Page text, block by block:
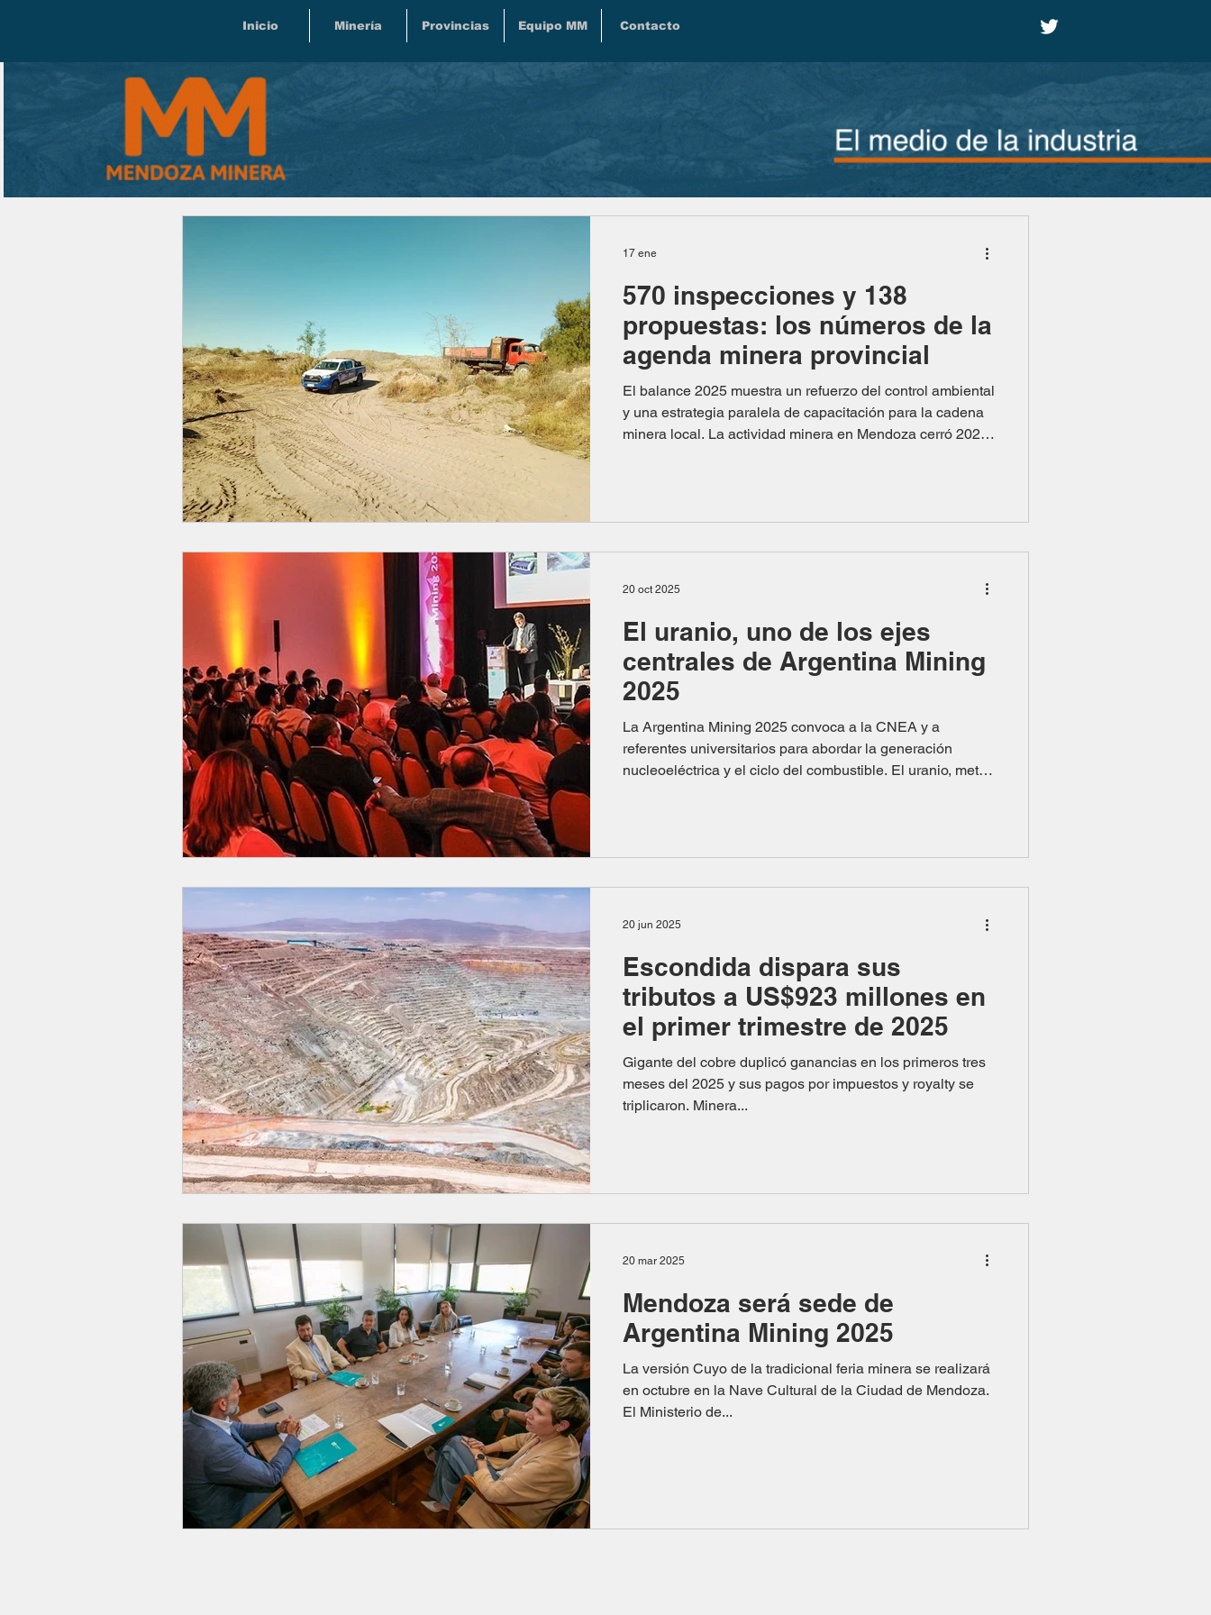
Inicio Minería Provincias Equipo MM Contacto
570 inspecciones y 138
propuestas: los números de la
agenda minera provincial
El balance 2025 muestra un refuerzo del control ambiental
y una estrategia paralela de capacitación para la cadena
minera local. La actividad minera en Mendoza cerró 2025
oficiales del Ministerio de Energía y Ambiente. Por un
17 ene
El uranio, uno de los ejes
centrales de Argentina Mining
2025
La Argentina Mining 2025 convoca a la CNEA y a
referentes universitarios para abordar la generación
nucleoeléctrica y el ciclo del combustible. El uranio, metal
y el 31 de octubre en Mendoza . El programa dedica un
20 oct 2025
Escondida dispara sus
tributos a US$923 millones en
el primer trimestre de 2025
Gigante del cobre duplicó ganancias en los primeros tres
meses del 2025 y sus pagos por impuestos y royalty se
triplicaron. Minera...
20 jun 2025
Mendoza será sede de
Argentina Mining 2025
La versión Cuyo de la tradicional feria minera se realizará
en octubre en la Nave Cultural de la Ciudad de Mendoza.
El Ministerio de...
20 mar 2025